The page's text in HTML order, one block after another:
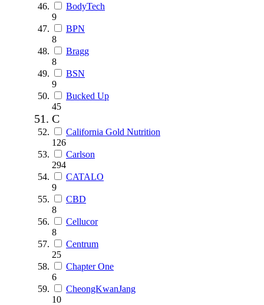
BodyTech
9
BPN
8
Bragg
8
BSN
9
Bucked Up
45
C
California Gold Nutrition
126
Carlson
294
CATALO
9
CBD
8
Cellucor
8
Centrum
25
Chapter One
6
CheongKwanJang
10